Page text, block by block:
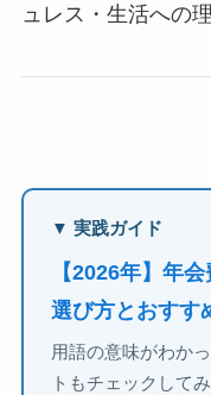
ュレス・生活への
▼ 実践ガイド
【2026年】年
選び方とおすす
用語の意味がわか
トもチェックして